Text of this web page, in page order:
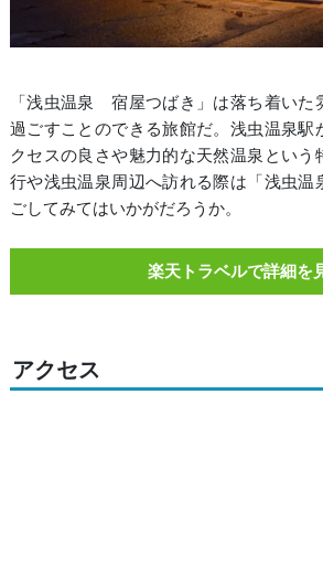
「浅虫温泉 宿屋つばき」は落ち着いた
過ごすことのできる旅館だ。浅虫温泉駅
クセスの良さや魅力的な天然温泉という
行や浅虫温泉周辺へ訪れる際は「浅虫
ごしてみてはいかがだろうか。
楽天トラベルで詳細を
アクセス